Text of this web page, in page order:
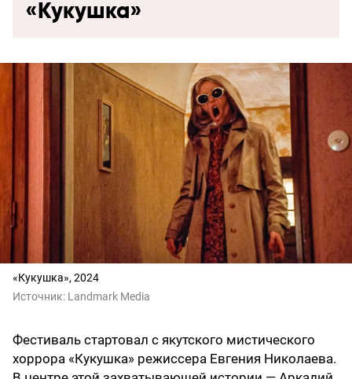
«Кукушка»
«Кукушка», 2024
Источник: Landmark Media
Фестиваль стартовал с якутского мистического
хоррора «Кукушка» режиссера Евгения Николаева.